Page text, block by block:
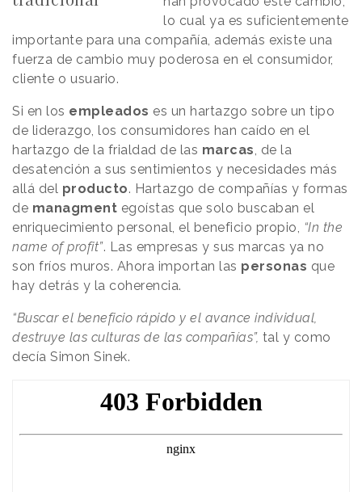
lo cual ya es suficientemente
importante para una compañía, además existe una
fuerza de cambio muy poderosa en el consumidor,
cliente o usuario.
Si en los empleados es un hartazgo sobre un tipo
de liderazgo, los consumidores han caído en el
hartazgo de la frialdad de las marcas, de la
desatención a sus sentimientos y necesidades más
allá del producto. Hartazgo de compañías y formas
de managment egoístas que solo buscaban el
enriquecimiento personal, el beneficio propio, “In the
name of profit”. Las empresas y sus marcas ya no
son fríos muros. Ahora importan las personas que
hay detrás y la coherencia.
“Buscar el beneficio rápido y el avance individual,
destruye las culturas de las compañías”, tal y como
decía Simon Sinek.